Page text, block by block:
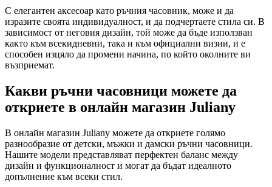
С елегантен аксесоар като ръчния часовник, може и да
изразите своята индивидуалност, и да подчертаете стила си. В
зависимост от неговия дизайн, той може да бъде използван
както към всекидневни, така и към официални визии, и е
способен изцяло да промени начина, по който околните ви
възприемат.
Какви ръчни часовници можете да
откриете в онлайн магазин Juliany
В онлайн магазин Juliany можете да откриете голямо
разнообразие от детски, мъжки и дамски ръчни часовници.
Нашите модели представляват перфектен баланс между
дизайн и функционалност и могат да бъдат идеалното
допълнение към всеки стил.